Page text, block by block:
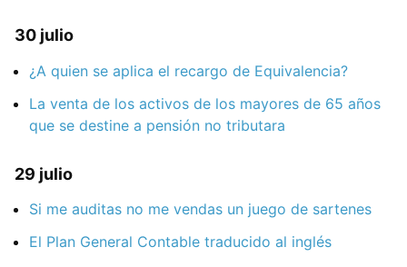
30 julio
¿A quien se aplica el recargo de Equivalencia?
La venta de los activos de los mayores de 65 años
que se destine a pensión no tributara
29 julio
Si me auditas no me vendas un juego de sartenes
El Plan General Contable traducido al inglés